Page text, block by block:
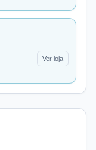
Ver loja